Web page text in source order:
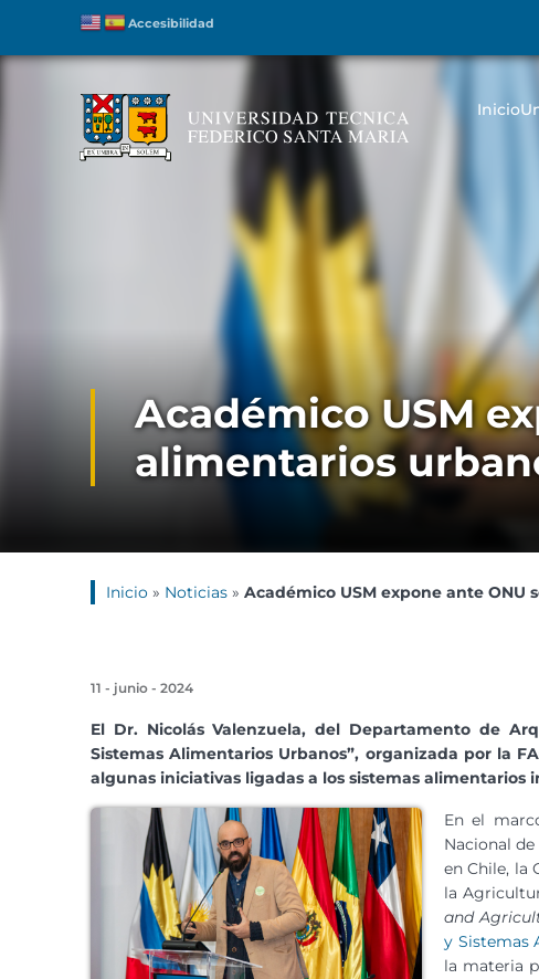
Accesibilidad
Inicio
Académico USM
alimentarios
Inicio » Noticias » Académico USM expone ante ONU
11 - junio - 2024
El Dr. Nicolás Valenzuela, del Departamento de
Sistemas Alimentarios Urbanos”, organizada por la
algunas iniciativas ligadas a los sistemas
En el
Nacional
en Chile, la
la
and
y Sistemas
la materia